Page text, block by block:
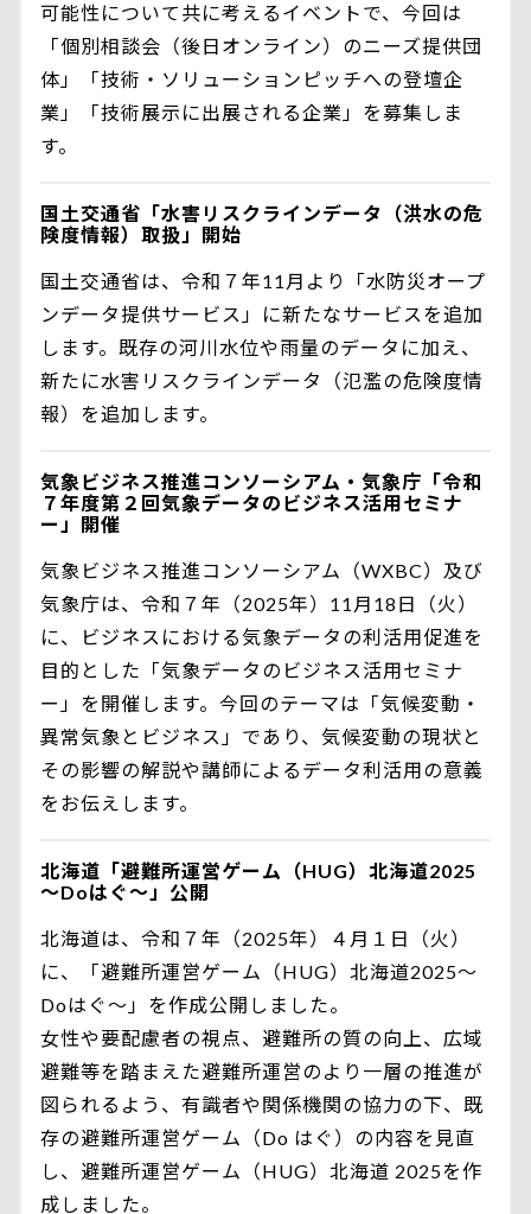
可能性について共に考えるイベントで、今回は
「個別相談会（後日オンライン）のニーズ提供団
体」「技術・ソリューションピッチへの登壇企
業」「技術展示に出展される企業」を募集しま
す。
国土交通省「水害リスクラインデータ（洪水の危
険度情報）取扱」開始
国土交通省は、令和７年11月より「水防災オープ
ンデータ提供サービス」に新たなサービスを追加
します。既存の河川水位や雨量のデータに加え、
新たに水害リスクラインデータ（氾濫の危険度情
報）を追加します。
気象ビジネス推進コンソーシアム・気象庁「令和
７年度第２回気象データのビジネス活用セミナ
ー」開催
気象ビジネス推進コンソーシアム（WXBC）及び
気象庁は、令和７年（2025年）11月18日（火）
に、ビジネスにおける気象データの利活用促進を
目的とした「気象データのビジネス活用セミナ
ー」を開催します。今回のテーマは「気候変動・
異常気象とビジネス」であり、気候変動の現状と
その影響の解説や講師によるデータ利活用の意義
をお伝えします。
北海道「避難所運営ゲーム（HUG）北海道2025
～Doはぐ～」公開
北海道は、令和７年（2025年）４月１日（火）
に、「避難所運営ゲーム（HUG）北海道2025～
Doはぐ～」を作成公開しました。
女性や要配慮者の視点、避難所の質の向上、広域
避難等を踏まえた避難所運営のより一層の推進が
図られるよう、有識者や関係機関の協力の下、既
存の避難所運営ゲーム（Do はぐ）の内容を見直
し、避難所運営ゲーム（HUG）北海道 2025を作
成しました。